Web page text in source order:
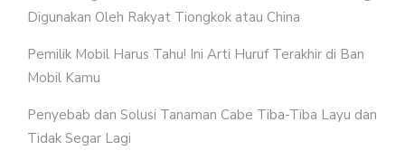
Digunakan Oleh Rakyat Tiongkok atau China
Pemilik Mobil Harus Tahu! Ini Arti Huruf Terakhir di Ban
Mobil Kamu
Penyebab dan Solusi Tanaman Cabe Tiba-Tiba Layu dan
Tidak Segar Lagi